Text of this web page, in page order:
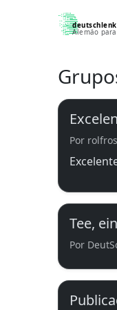
Alemão
Por
Tee,
Por